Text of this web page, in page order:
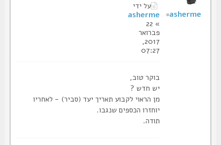
על ידי
asherme
פברואר
2017,
07:27
בוקר טוב,
יש חדש ?
מן הראוי לקבוע תאריך יעד (סביר) - לאחריו
יוחזרו הכספים שנגבו.
תודה.
asherme